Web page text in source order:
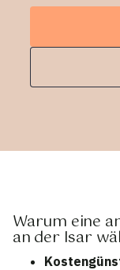
Warum eine
an der Isar